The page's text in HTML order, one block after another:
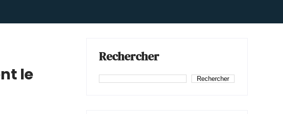
le
Rechercher
Rechercher